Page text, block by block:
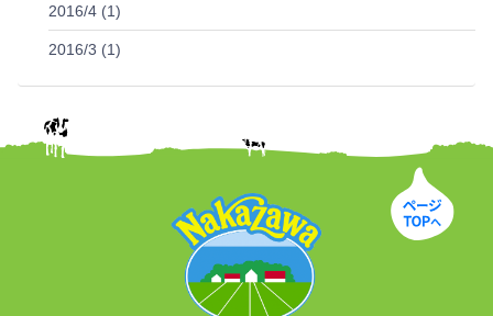
2016/4 (1)
2016/3 (1)